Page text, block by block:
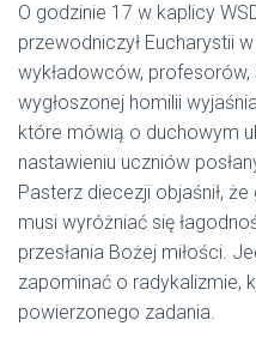
O godzinie 17 w kaplicy
przewodniczył Eucharystii
wykładowców,
wygłoszonej homilii
które mówią o duchowym
nastawieniu uczniów
Pasterz diecezji objaśnił,
musi wyróżniać się
przesłania Bożej miłości.
zapominać o radykalizmie,
powierzonego zadania.